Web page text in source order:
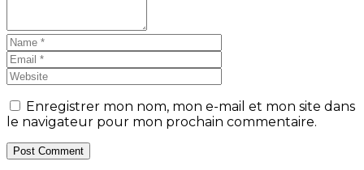
Enregistrer mon nom, mon e-mail et mon site dans
le navigateur pour mon prochain commentaire.
Post Comment